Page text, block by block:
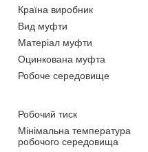
Країна виробник
Вид муфти
Матеріал муфти
Оцинкована муфта
Робоче середовище
Робочий тиск
Мінімальна температура
робочого середовища